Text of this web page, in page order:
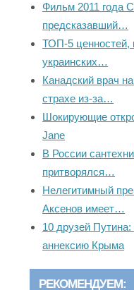
Фильм 2011 года
предсказавший…
ТОП-5 ценностей,
украинских…
Канадский врач
страхе из-за…
Шокирующие
Jane
В России
притворялся…
Нелегитимный
Аксенов имеет…
10 друзей
аннексию Крыма
РЕКОМЕНДУЕМ: